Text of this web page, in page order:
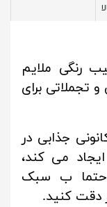
رنگی ملایم
تجملاتی برای
جذابی در
می کند،
حتما ب سبک
دقت کنید.